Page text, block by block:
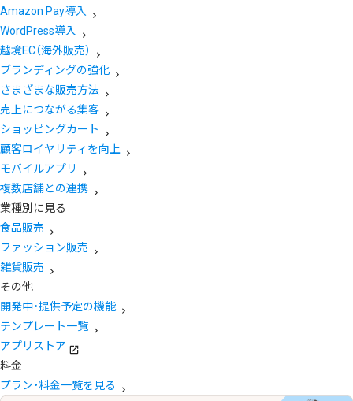
Amazon Pay導入
WordPress導入
越境EC（海外販売）
ブランディングの強化
さまざまな販売方法
売上につながる集客
ショッピングカート
顧客ロイヤリティを向上
モバイルアプリ
複数店舗との連携
業種別に見る
食品販売
ファッション販売
雑貨販売
その他
開発中・提供予定の機能
テンプレート一覧
アプリストア
料金
プラン・料金一覧を見る